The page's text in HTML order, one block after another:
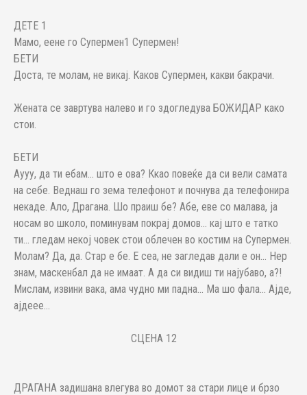
ДЕТЕ 1
Мамо, еене го Супермен1 Супермен!
БЕТИ
Доста, те молам, не викај. Каков Супермен, какви бакрачи.
Жената се завртува налево и го здогледува БОЖИДАР како
стои.
БЕТИ
Аууу, да ти ебам... што е ова? Ккао повеќе да си вели самата
на себе. Веднаш го зема телефонот и почнува да телефонира
некаде. Ало, Драгана. Шо праиш бе? Абе, еве со малава, ја
носам во школо, поминувам покрај домов... кај што е татко
ти... гледам некој човек стои облечен во костим на Супермен.
Молам? Да, да. Стар е бе. Е сеа, не загледав дали е он... Нер
знам, маскенбал да не имаат. А да си видиш ти најубаво, а?!
Мислам, извини вака, ама чудно ми падна... Ма шо фала... Ајде,
ајдеее...
СЦЕНА 12
ДРАГАНА задишана влегува во домот за стари лице и брзо